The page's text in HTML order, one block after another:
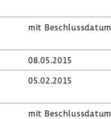
mit Beschluss­datum
08.05.2015
05.02.2015
mit Beschluss­datum